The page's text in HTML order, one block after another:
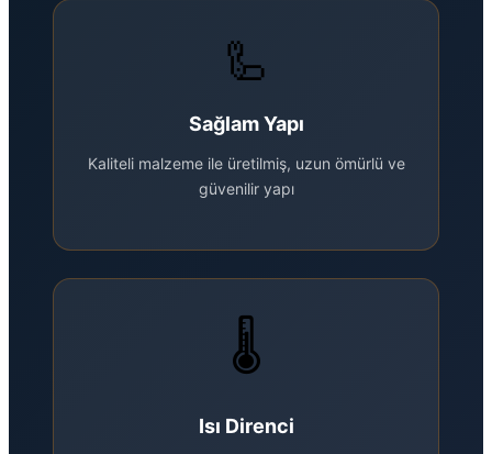
🦾
Sağlam Yapı
Kaliteli malzeme ile üretilmiş, uzun ömürlü ve
güvenilir yapı
🌡️
Isı Direnci